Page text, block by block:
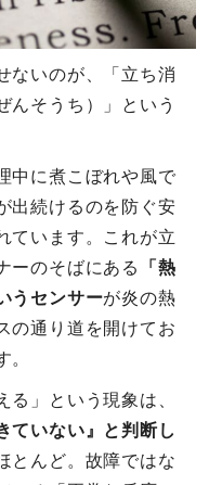
ないのが、「立ち消
んそうち）」という
中に煮こぼれや風で
出続けるのを防ぐ安
ています。これが立
ーのそばにある
「熱
うセンサーが炎の熱
の通り道を開けてお
。
る」という現象は、
ていない』と判断し
とんど。故障ではな